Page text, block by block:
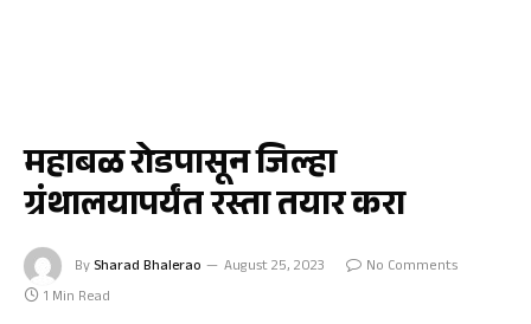
महाबळ रोडपासून जिल्हा
ग्रंथालयापर्यंत रस्ता तयार करा
By Sharad Bhalerao August 25, 2023
No Comments
1 Min Read